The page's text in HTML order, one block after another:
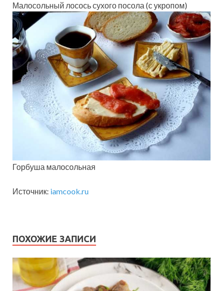
Малосольный лосось сухого посола (с укропом)
Горбуша малосольная
Источник: iamcook.ru
ПОХОЖИЕ ЗАПИСИ